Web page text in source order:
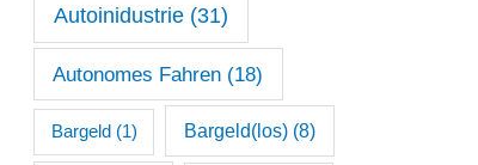
h
Autoinidustrie(31)
Autonomes Fahren (18)
Bargeld (1) Bargeld(los)(8)